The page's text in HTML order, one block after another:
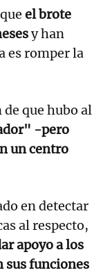
el brote
y han
es romper la
que hubo al
-pero
un centro
en detectar
al respecto,
apoyo a los
sus funciones